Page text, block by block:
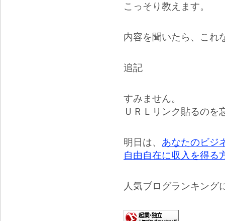
こっそり教えます。
内容を聞いたら、これ
追記
すみません。
ＵＲＬリンク貼るのを
明日は、 あなたのビジ
自由自在に収入を得る
人気ブログランキング